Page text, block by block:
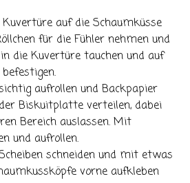
auf die Schaumküsse
für die Fühler nehmen und
die Kuvertüre tauchen und auf
aufrollen und Backpapier
Biskuitplatte verteilen, dabei
Bereich auslassen. Mit
und aufrollen.
schneiden und mit etwas
vorne aufkleben